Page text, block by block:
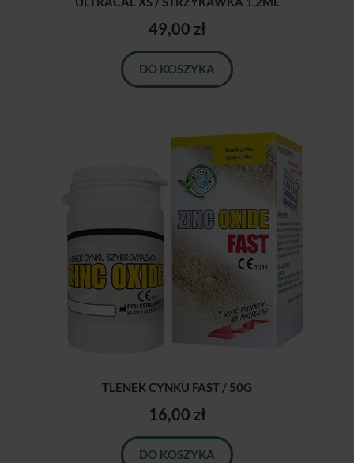
49,00 zł
DO KOSZYKA
TLENEK CYNKU FAST / 50G
16,00 zł
DO KOSZYKA